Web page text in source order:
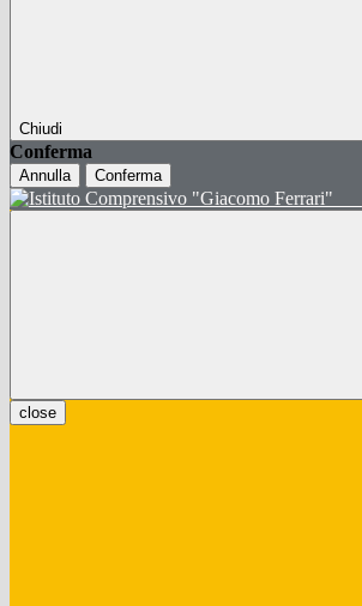
Chiudi
Conferma
Annulla Conferma
close